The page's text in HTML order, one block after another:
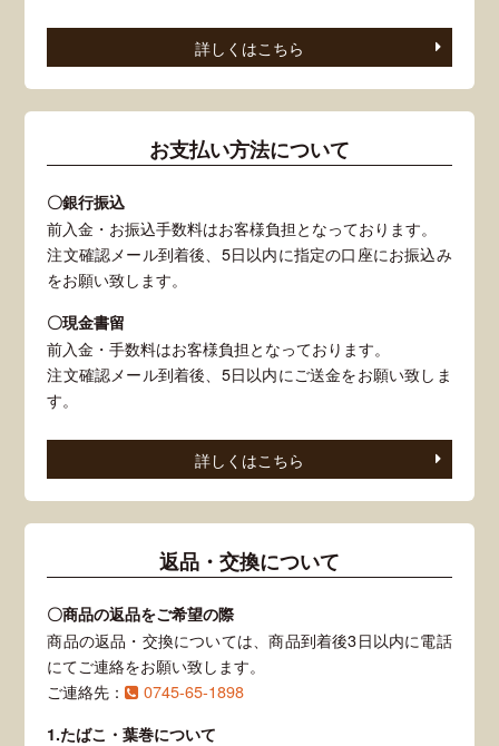
詳しくはこちら
お支払い方法について
〇銀行振込
前入金・お振込手数料はお客様負担となっております。
注文確認メール到着後、5日以内に指定の口座にお振込み
をお願い致します。
〇現金書留
前入金・手数料はお客様負担となっております。
注文確認メール到着後、5日以内にご送金をお願い致しま
す。
詳しくはこちら
返品・交換について
〇商品の返品をご希望の際
商品の返品・交換については、商品到着後3日以内に電話
にてご連絡をお願い致します。
ご連絡先：
0745-65-1898
1.たばこ・葉巻について